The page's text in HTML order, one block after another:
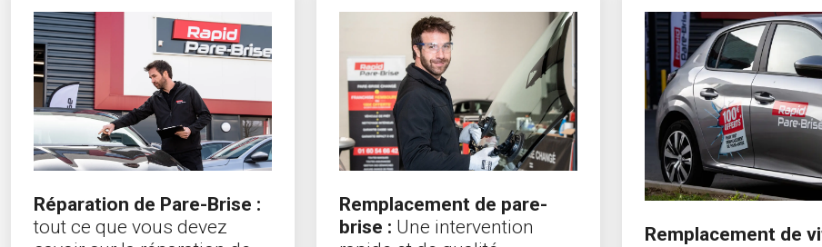
Réparation de Pare-Brise :
tout ce que vous devez
Remplacement de pare-
brise : Une intervention
Remplacement de